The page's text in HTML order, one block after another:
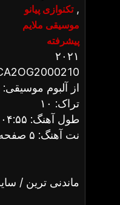
تکنوازی پیانو,
موسیقی ملایم
پیشرفته
۲۰۲۱
از آلبوم موسیقی:
تراک: ۱۰
طول آهنگ: ۰۴:۵۵
نت آهنگ: ۵ صفحه
ماندنی ترین /